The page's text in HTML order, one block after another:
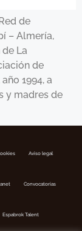
de
– Almería,
La
de
1994, a
y madres de
Aviso legal
Convocatorias
Espabrok Talent